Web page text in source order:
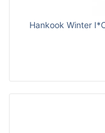
Hankook Winter